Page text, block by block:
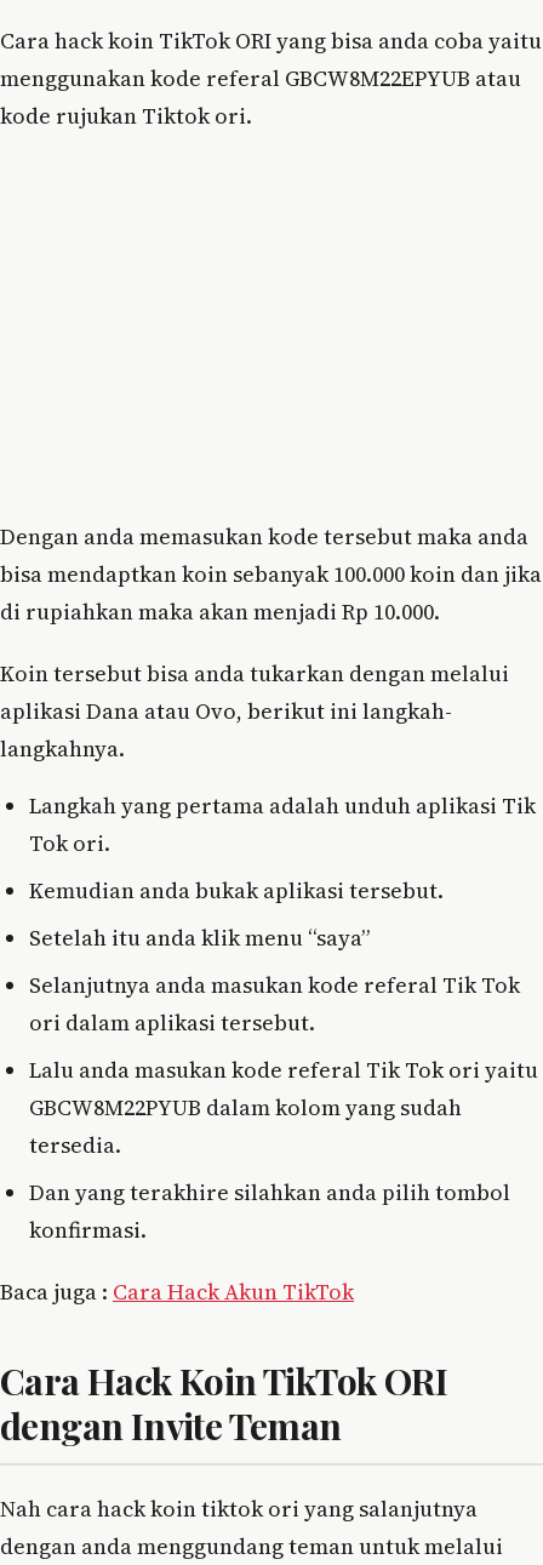
Cara hack koin TikTok ORI yang bisa anda coba yaitu
menggunakan kode referal GBCW8M22EPYUB atau
kode rujukan Tiktok ori.
Dengan anda memasukan kode tersebut maka anda
bisa mendaptkan koin sebanyak 100.000 koin dan jika
di rupiahkan maka akan menjadi Rp 10.000.
Koin tersebut bisa anda tukarkan dengan melalui
aplikasi Dana atau Ovo, berikut ini langkah-
langkahnya.
Langkah yang pertama adalah unduh aplikasi Tik
Tok ori.
Kemudian anda bukak aplikasi tersebut.
Setelah itu anda klik menu “saya”
Selanjutnya anda masukan kode referal Tik Tok
ori dalam aplikasi tersebut.
Lalu anda masukan kode referal Tik Tok ori yaitu
GBCW8M22PYUB dalam kolom yang sudah
tersedia.
Dan yang terakhire silahkan anda pilih tombol
konfirmasi.
Baca juga : Cara Hack Akun TikTok
Cara Hack Koin TikTok ORI
dengan Invite Teman
Nah cara hack koin tiktok ori yang salanjutnya
dengan anda menggundang teman untuk melalui